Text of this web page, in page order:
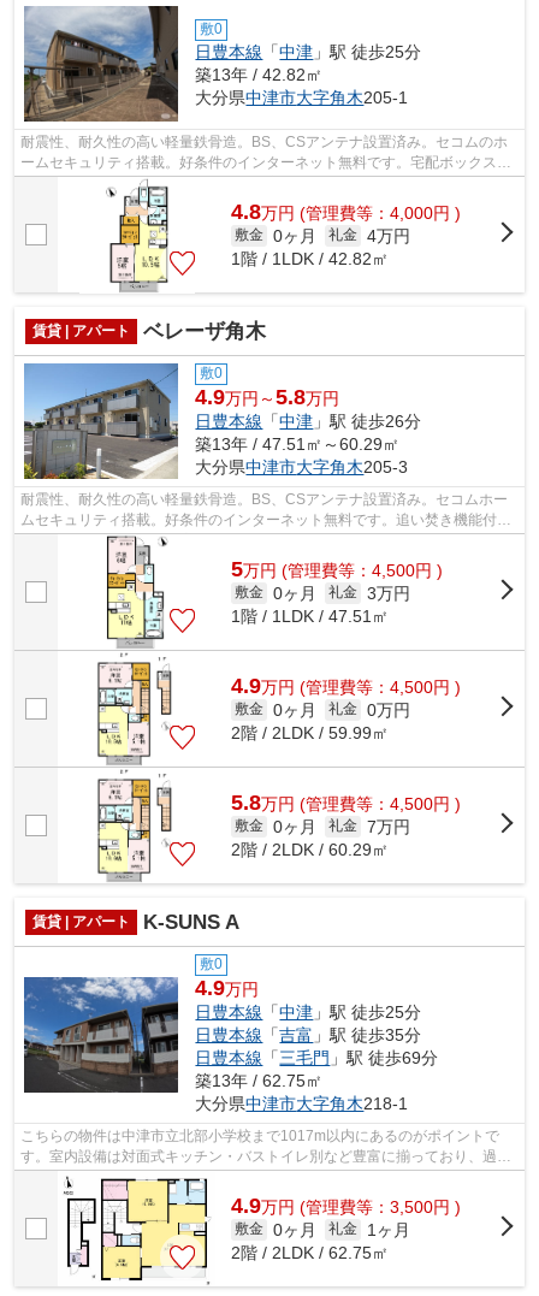
敷0
日豊本線 「中津 」駅 徒歩25分
築13年 / 42.82㎡
大分県中津市大字角木205-1
耐震性、耐久性の高い軽量鉄骨造。BS、CSアンテナ設置済み。セコムのホ
ームセキュリティ搭載。好条件のインターネット無料です。宅配ボックスが
あります。人気の対面キッチンや、大容...
4.8万円 (管理費等：4,000円 )
敷金 0ヶ月 礼金 4万円
1階 / 1LDK / 42.82㎡
賃貸 | アパート ベレーザ角木
敷0
4.9万円～5.8万円
日豊本線 「中津 」駅 徒歩26分
築13年 / 47.51㎡～60.29㎡
大分県中津市大字角木205-3
耐震性、耐久性の高い軽量鉄骨造。BS、CSアンテナ設置済み。セコムホー
ムセキュリティ搭載。好条件のインターネット無料です。追い焚き機能付き
なのでいつでも温かく、広々とした一坪...
5万円 (管理費等：4,500円 )
敷金 0ヶ月 礼金 3万円
1階 / 1LDK / 47.51㎡
4.9万円 (管理費等：4,500円 )
敷金 0ヶ月 礼金 0万円
2階 / 2LDK / 59.99㎡
5.8万円 (管理費等：4,500円 )
敷金 0ヶ月 礼金 7万円
2階 / 2LDK / 60.29㎡
賃貸 | アパート K-SUNS A
敷0
4.9万円
日豊本線 「中津 」駅 徒歩25分
日豊本線 「吉富 」駅 徒歩35分
日豊本線 「三毛門 」駅 徒歩69分
築13年 / 62.75㎡
大分県中津市大字角木218-1
こちらの物件は中津市立北部小学校まで1017m以内にあるのがポイントで
す。室内設備は対面式キッチン・バストイレ別など豊富に揃っており、過ご
しやすいお部屋になっております。駐車場...
4.9万円 (管理費等：3,500円 )
敷金 0ヶ月 礼金
1ヶ月
2階 / 2LDK / 62.75㎡